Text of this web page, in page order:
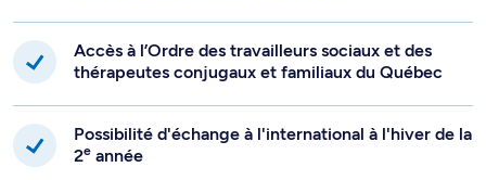
Accès à l’Ordre des travailleurs sociaux et des
thérapeutes conjugaux et familiaux du Québec
Possibilité d'échange à l'international à l'hiver de la
2e année